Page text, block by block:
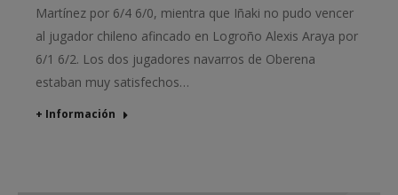
Martínez por 6/4 6/0, mientra que Iñaki no pudo vencer
al jugador chileno afincado en Logroño Alexis Araya por
6/1 6/2. Los dos jugadores navarros de Oberena
estaban muy satisfechos…
+ Información